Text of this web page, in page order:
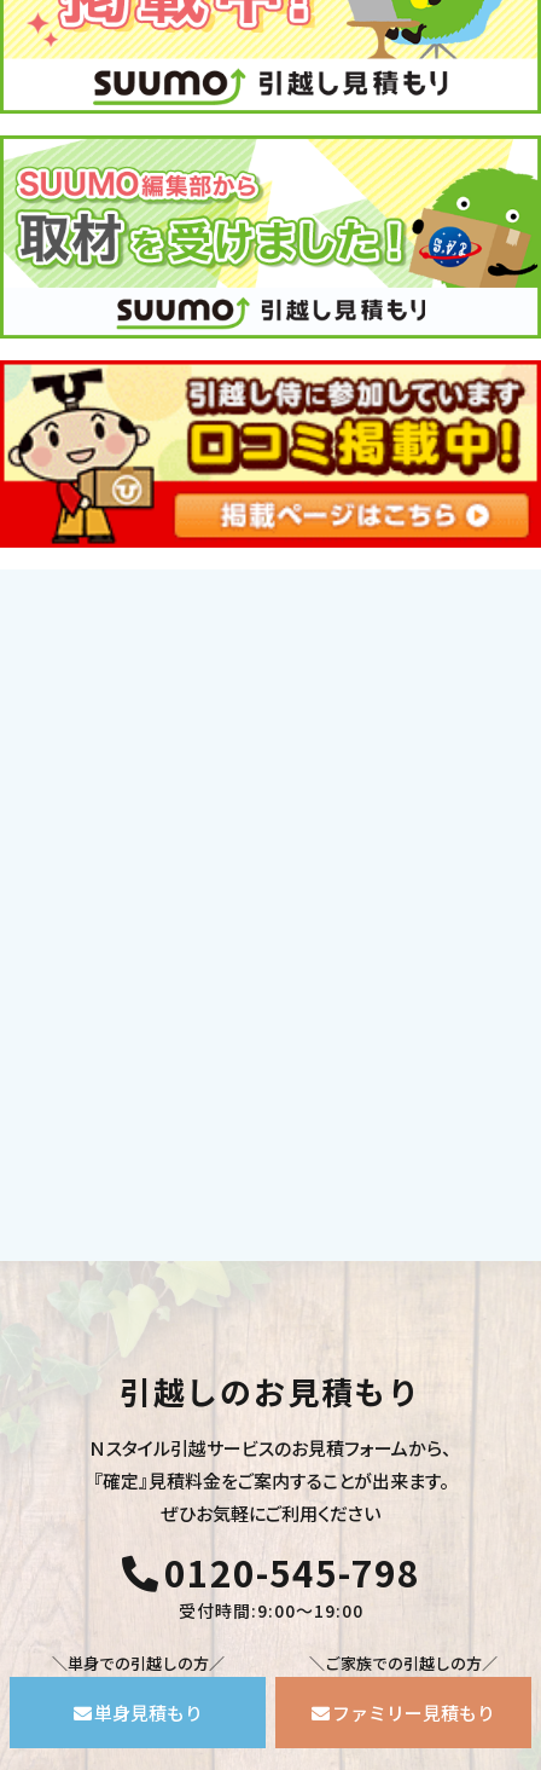
引越しのお見積もり
Ｎスタイル引越サービスのお見積フォームから、
『確定』見積料金をご案内することが出来ます。
ぜひお気軽にご利用ください
0120-545-798
受付時間:9:00〜19:00
＼単身での引越しの方／
単身見積もり
＼ご家族での引越しの方／
ファミリー見積もり